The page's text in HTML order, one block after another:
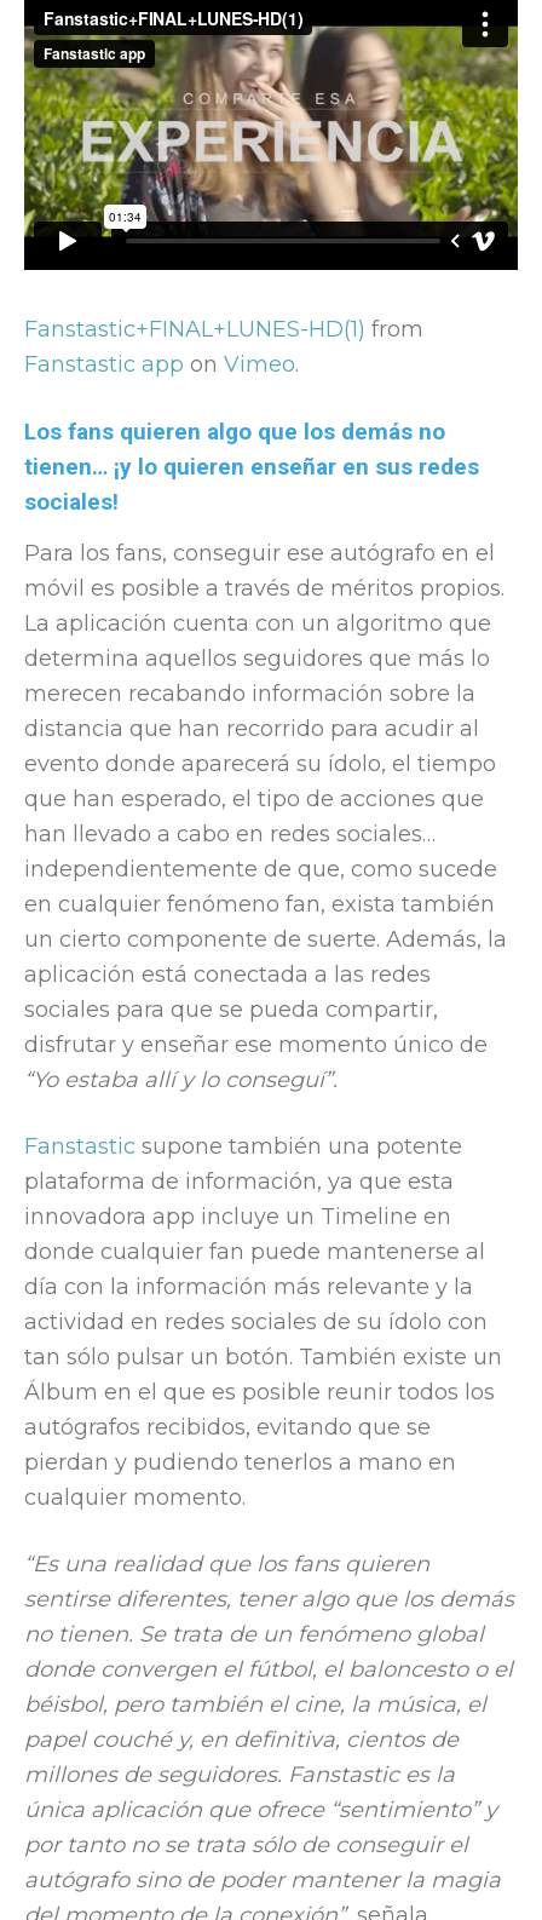
Fanstastic+FINAL+LUNES-HD(1) from
Fanstastic app on Vimeo.
Los fans quieren algo que los demás no
tienen… ¡y lo quieren enseñar en sus redes
sociales!
Para los fans, conseguir ese autógrafo en el
móvil es posible a través de méritos propios.
La aplicación cuenta con un algoritmo que
determina aquellos seguidores que más lo
merecen recabando información sobre la
distancia que han recorrido para acudir al
evento donde aparecerá su ídolo, el tiempo
que han esperado, el tipo de acciones que
han llevado a cabo en redes sociales…
independientemente de que, como sucede
en cualquier fenómeno fan, exista también
un cierto componente de suerte. Además, la
aplicación está conectada a las redes
sociales para que se pueda compartir,
disfrutar y enseñar ese momento único de
“Yo estaba allí y lo conseguí”.
Fanstastic supone también una potente
plataforma de información, ya que esta
innovadora app incluye un Timeline en
donde cualquier fan puede mantenerse al
día con la información más relevante y la
actividad en redes sociales de su ídolo con
tan sólo pulsar un botón. También existe un
Álbum en el que es posible reunir todos los
autógrafos recibidos, evitando que se
pierdan y pudiendo tenerlos a mano en
cualquier momento.
“Es una realidad que los fans quieren
sentirse diferentes, tener algo que los demás
no tienen. Se trata de un fenómeno global
donde convergen el fútbol, el baloncesto o el
béisbol, pero también el cine, la música, el
papel couché y, en definitiva, cientos de
millones de seguidores. Fanstastic es la
única aplicación que ofrece “sentimiento” y
por tanto no se trata sólo de conseguir el
autógrafo sino de poder mantener la magia
del momento de la conexión”, señala